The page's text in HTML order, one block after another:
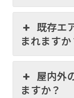
既存エ
まれますか
屋内外
ますか？